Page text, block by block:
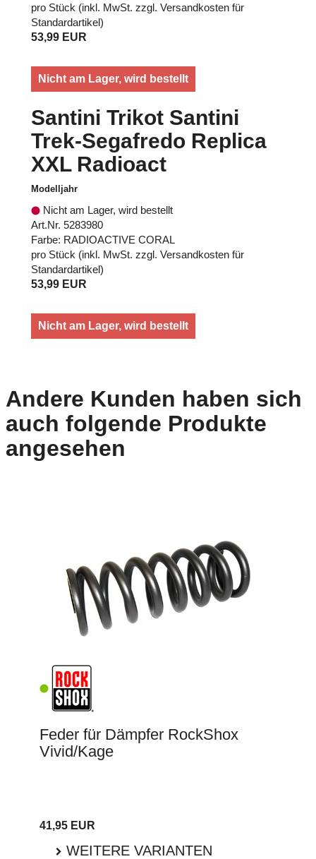
pro Stück (inkl. MwSt. zzgl. Versandkosten für
Standardartikel)
53,99 EUR
Nicht am Lager, wird bestellt
Santini Trikot Santini
Trek-Segafredo Replica
XXL Radioact
Modelljahr
Nicht am Lager, wird bestellt
Art.Nr. 5283980
Farbe: RADIOACTIVE CORAL
pro Stück (inkl. MwSt. zzgl. Versandkosten für
Standardartikel)
53,99 EUR
Nicht am Lager, wird bestellt
Andere Kunden haben sich
auch folgende Produkte
angesehen
Feder für Dämpfer RockShox
Vivid/Kage
41,95 EUR
WEITERE VARIANTEN